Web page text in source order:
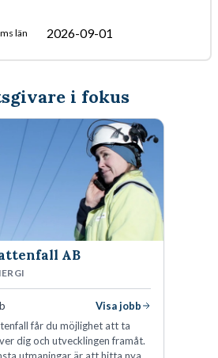
län 2026-09-01
i fokus
AB
Visa jobb
får du möjlighet att ta
dig och utvecklingen framåt.